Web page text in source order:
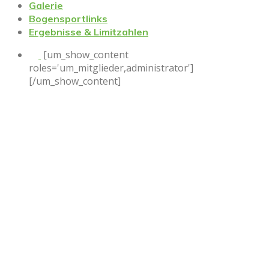
Galerie
Bogensportlinks
Ergebnisse & Limitzahlen
[um_show_content
roles='um_mitglieder,administrator']
[/um_show_content]